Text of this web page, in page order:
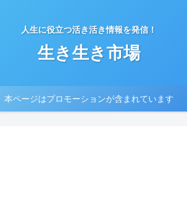
人生に役立つ活き活き情報を発信！
生き生き市場
本ページはプロモーションが含まれています